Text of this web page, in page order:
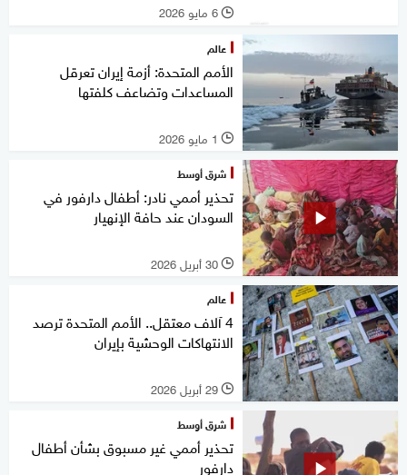
l 6 مايو 2026
عالم
الأمم المتحدة: أزمة إيران تعرقل
المساعدات وتضاعف كلفتها
l 1 مايو 2026
شرق أوسط
تحذير أممي نادر: أطفال دارفور في
السودان عند حافة الإنهيار
l 30 أبريل 2026
عالم
4 آلاف معتقل.. الأمم المتحدة ترصد
الانتهاكات الوحشية بإيران
l 29 أبريل 2026
شرق أوسط
تحذير أممي غير مسبوق بشأن أطفال
دارفور